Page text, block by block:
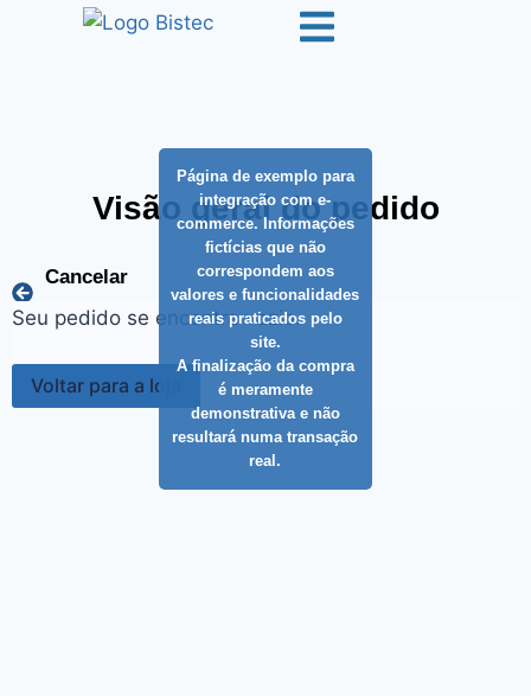
Visão geral do pedido
Cancelar
pedido
Seu pedido se encontra vazio.
Voltar para a loja
Página de exemplo para
integração com e-
commerce. Informações
fictícias que não
correspondem aos
valores e funcionalidades
reais praticados pelo
site.
A finalização da compra
é meramente
demonstrativa e não
resultará numa transação
real.